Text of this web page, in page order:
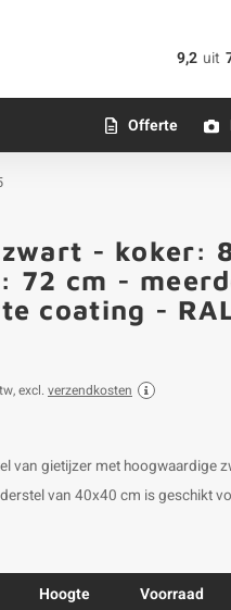
9,2 uit
Offerte
- koker:
72 cm -
coating -
excl. verzendkosten
van gietijzer met hoogwaardige
van 40x40 cm is geschikt
Hoogte Voorraad